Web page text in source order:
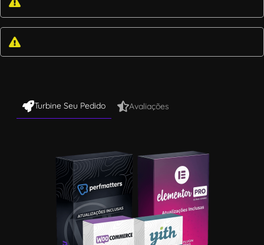
Turbine Seu Pedido Avaliações